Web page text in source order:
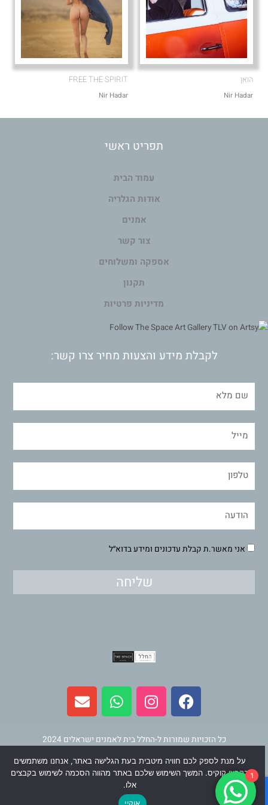
הואן
Nir Hadar
FREE THE SPIRIT
Nir Hadar
תפריט ראשי
עמוד הבית
אודות הגלריה
אמנים
צור קשר
אספקה ומשלוחים
תקנון
מדיניות פרטיות
לקבלת מידע והצעות מחיר צרו קשר:
אני מאשר.ת קבלת עדכונים ומידע בדוא״ל
שליחה
F
a
c
b
o
o
I
n
s
a
g
r
W
h
a
s
a
p
E
n
v
l
o
p
כל הזכויות שמורות ל-החלל בית לאמנים ישראלים 2024
תחזוקה ופיתוחוינר מדיה
1
על מנת לספק לכם חוויה מיטבית בעת הגלישה באתר, אנחנו משתמשים
בקבצי קוקיס. המשך השימוש שלכם באתר מהווה הסכמה לשימוש בקבצים
אלו.
אוקיי